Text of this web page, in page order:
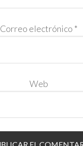
Correo electrónico *
Web